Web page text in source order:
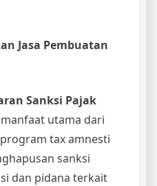
Jasa Pembuatan
Sanksi Pajak
utama dari
tax amnesti
sanksi
dan pidana terkait